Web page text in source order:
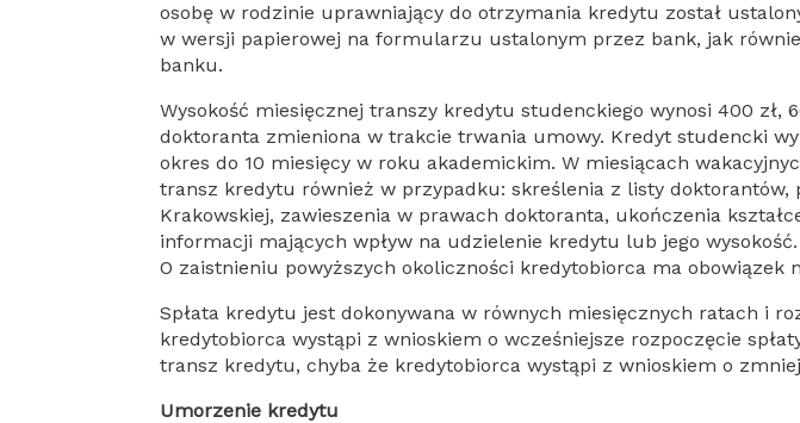
osobę w rodzinie uprawniający do otrzymania kredytu został
w wersji papierowej na formularzu ustalonym przez bank, jak
banku.
Wysokość miesięcznej transzy kredytu studenckiego wynosi 400 zł,
doktoranta zmieniona w trakcie trwania umowy. Kredyt studencki
okres do 10 miesięcy w roku akademickim. W miesiącach
transz kredytu również w przypadku: skreślenia z listy
Krakowskiej, zawieszenia w prawach doktoranta, ukończenia
informacji mających wpływ na udzielenie kredytu lub jego wysokość.
O zaistnieniu powyższych okoliczności kredytobiorca ma obowiązek
Spłata kredytu jest dokonywana w równych miesięcznych ratach i
kredytobiorca wystąpi z wnioskiem o wcześniejsze rozpoczęcie
transz kredytu, chyba że kredytobiorca wystąpi z wnioskiem o
Umorzenie kredytu